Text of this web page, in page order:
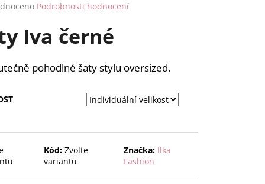
Podrobnosti hodnocení
Iva černé
pohodlné šaty stylu oversized.
Kód: Zvolte
variantu
Značka: Ilka
Fashion